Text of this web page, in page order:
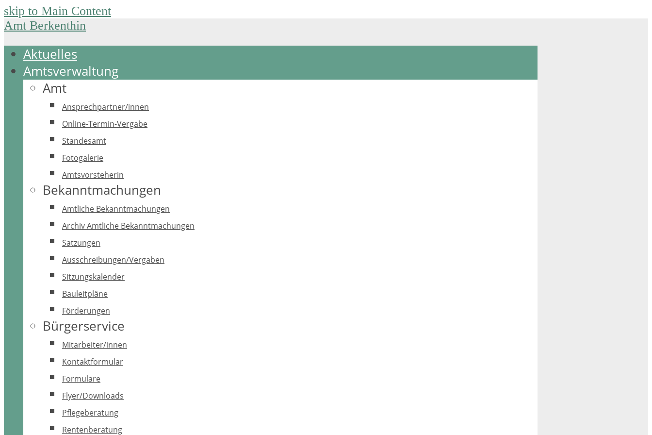
skip to Main Content
Amt Berkenthin
Aktuelles
Amtsverwaltung
Amt
Ansprechpartner/innen
Online-Termin-Vergabe
Standesamt
Fotogalerie
Amtsvorsteherin
Bekanntmachungen
Amtliche Bekanntmachungen
Archiv Amtliche Bekanntmachungen
Satzungen
Ausschreibungen/Vergaben
Sitzungskalender
Bauleitpläne
Förderungen
Bürgerservice
Mitarbeiter/innen
Kontaktformular
Formulare
Flyer/Downloads
Pflegeberatung
Rentenberatung